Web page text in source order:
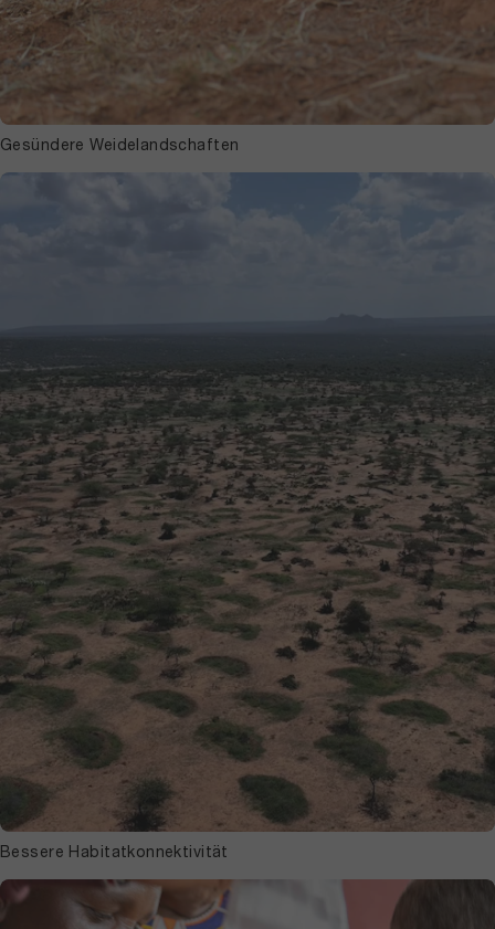
konnten wir ernten. Mittlerweile hat
sich der Projektfokus erweitert – wir
entwickeln nun auch einen
Biodiversitätsindex der Pilze in
dieser Region, da es bisher keine
Literatur zu Pilzen aus Laikipia gibt.
lernen können.“
Gesündere Weidelandschaften
Bessere Habitatkonnektivität